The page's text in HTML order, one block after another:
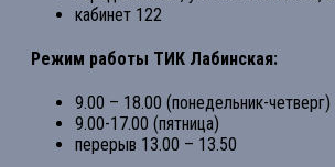
кабинет 122
Режим работы ТИК Лабинская:
9.00 – 18.00 (понедельник-четверг)
9.00-17.00 (пятница)
перерыв 13.00 – 13.50